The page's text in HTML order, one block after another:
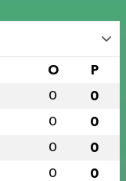
O P
0 0
0 0
0 0
0 0